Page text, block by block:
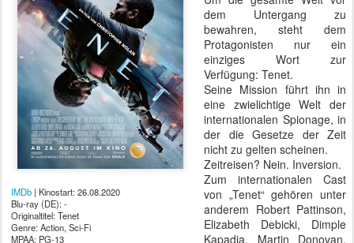
IMDb | Kinostart: 26.08.2020
Blu-ray (DE): -
Originaltitel: Tenet
Genre: Action, Sci-Fi
MPAA: PG-13
dem Untergang zu
bewahren, steht dem
Protagonisten nur ein
einziges Wort zur
Verfügung: Tenet.
Seine Mission führt ihn in
eine zwielichtige Welt der
internationalen Spionage, in
der die Gesetze der Zeit
nicht zu gelten scheinen.
Zeitreisen? Nein. Inversion.
Zum internationalen Cast
von „Tenet“ gehören unter
anderem Robert Pattinson,
Elizabeth Debicki, Dimple
Kapadia, Martin Donovan,